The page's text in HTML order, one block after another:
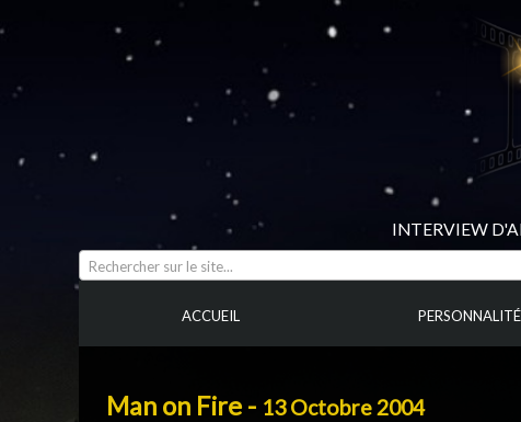
INTERVIEW
Rechercher sur le site...
ACCUEIL
Man on Fire - 13 Octobre 2004